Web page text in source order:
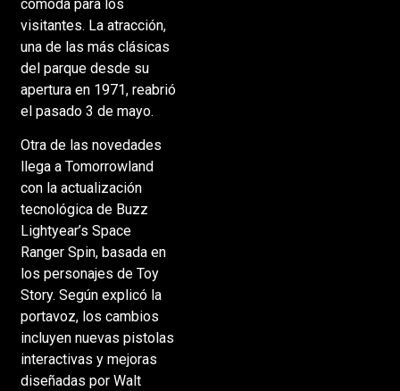
cómoda para los
visitantes. La atracción,
una de las más clásicas
del parque desde su
apertura en 1971, reabrió
el pasado 3 de mayo.
Otra de las novedades
llega a Tomorrowland
con la actualización
tecnológica de Buzz
Lightyear’s Space
Ranger Spin, basada en
los personajes de Toy
Story. Según explicó la
portavoz, los cambios
incluyen nuevas pistolas
interactivas y mejoras
diseñadas por Walt